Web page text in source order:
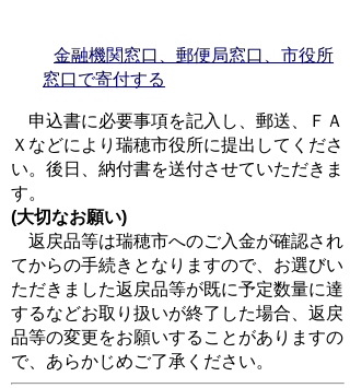
金融機関窓口、郵便局窓口、市役所
窓口で寄付する
申込書に必要事項を記入し、郵送、ＦＡ
Ｘなどにより瑞穂市役所に提出してくださ
い。後日、納付書を送付させていただきま
す。
(大切なお願い)
返戻品等は瑞穂市へのご入金が確認され
てからの手続きとなりますので、お選びい
ただきました返戻品等が既に予定数量に達
するなどお取り扱いが終了した場合、返戻
品等の変更をお願いすることがありますの
で、あらかじめご了承ください。